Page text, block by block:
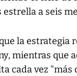
a seis
la estrategia
mientras que
cada vez "más